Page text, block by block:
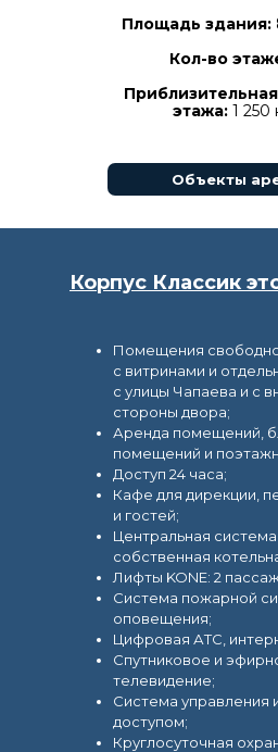
Объекты
Площадь здания:
Кол-во
этажа: 1 250
Корпус Классик
Помещения
с витринами и
с улицы Чапаева и с
стороны двора;
Аренда помещений,
помещений и
Доступ 24 часа;
Кафе для дирекции,
и гостей;
Центральная система
собственная
Лифты KONE: 2
Система пожарной
оповещения;
Цифровая АТС,
Спутниковое и
телевидение;
Система управления
доступом;
Круглосуточная